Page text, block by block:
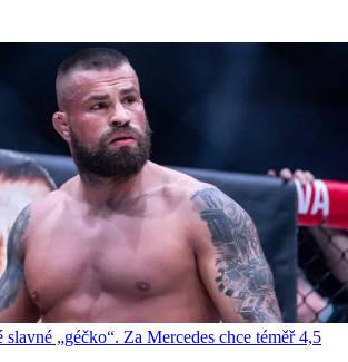
„géčko“. Za Mercedes chce téměř 4,5